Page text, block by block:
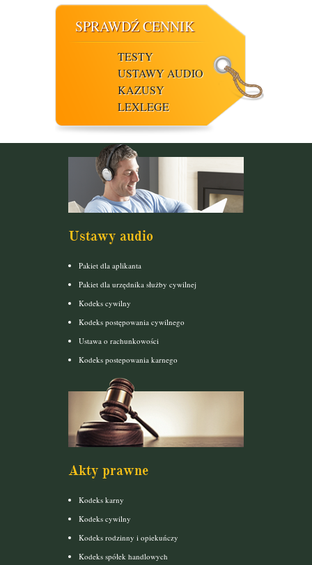
SPRAWDŹ CENNIK
TESTY
USTAWY AUDIO
KAZUSY
LEXLEGE
Ustawy audio
Pakiet dla aplikanta
Pakiet dla urzędnika służby cywilnej
Kodeks cywilny
Kodeks postępowania cywilnego
Ustawa o rachunkowości
Kodeks postepowania karnego
Akty prawne
Kodeks karny
Kodeks cywilny
Kodeks rodzinny i opiekuńczy
Kodeks spółek handlowych